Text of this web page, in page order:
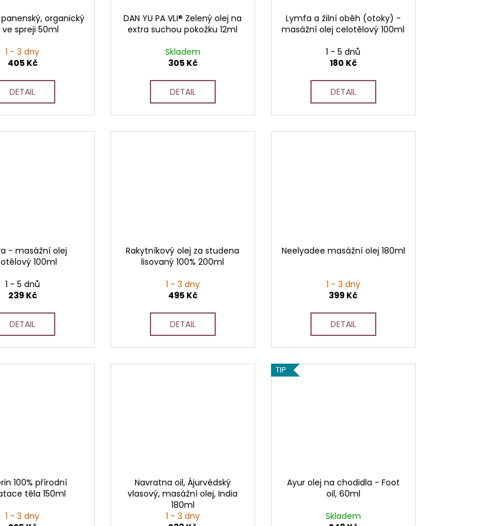
organický
ve spreji 50ml
1 - 3 dny
405 Kč
DETAIL
DAN YU PA VLI® Zelený olej na
extra suchou pokožku 12ml
Skladem
305 Kč
DETAIL
Lymfa a žilní oběh (otoky) -
masážní olej celotělový 100ml
1 - 5 dnů
180 Kč
DETAIL
- masážní olej
100ml
1 - 5 dnů
239 Kč
DETAIL
Rakytníkový olej za studena
lisovaný 100% 200ml
1 - 3 dny
495 Kč
DETAIL
Neelyadee masážní olej 180ml
1 - 3 dny
399 Kč
DETAIL
100% přírodní
těla 150ml
1 - 3 dny
Navratna oil, Ájurvédský
vlasový, masážní olej, India
180ml
1 - 3 dny
TIP
Ayur olej na chodidla - Foot
oil, 60ml
Skladem